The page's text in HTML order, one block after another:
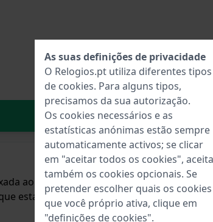
No carrinho
ao relógio através de pinos de pressão.
esta bracelete é adequada para todos
As suas definições de privacidade
O Relogios.pt utiliza diferentes tipos
de cookies. Para alguns tipos,
precisamos da sua autorização.
Os cookies necessários e as
estatísticas anónimas estão sempre
automaticamente activos; se clicar
em "aceitar todos os cookies", aceita
também os cookies opcionais. Se
pretender escolher quais os cookies
que você próprio ativa, clique em
"definições de cookies".